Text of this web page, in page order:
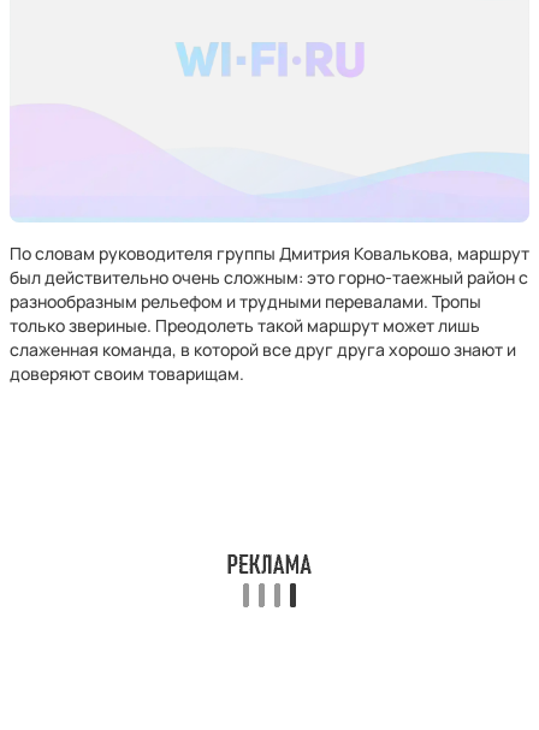
По словам руководителя группы Дмитрия Ковалькова, маршрут
был действительно очень сложным: это горно-таежный район с
разнообразным рельефом и трудными перевалами. Тропы
только звериные. Преодолеть такой маршрут может лишь
слаженная команда, в которой все друг друга хорошо знают и
доверяют своим товарищам.